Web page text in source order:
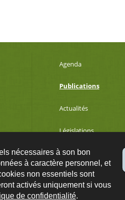
nécessaires à son bon
à caractère personnel, et
non essentiels sont
activés uniquement si vous
de confidentialité.
Agenda
Publications
Actualités
Législations
Développement
du site A propos